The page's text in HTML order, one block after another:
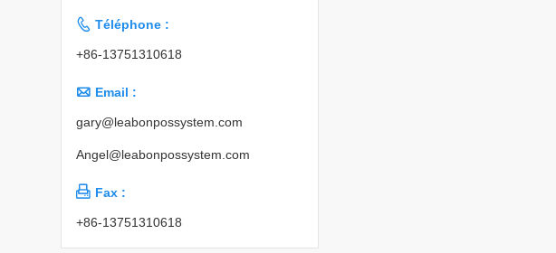
 Téléphone :
+86-13751310618
 Email :
gary@leabonpossystem.com
Angel@leabonpossystem.com
 Fax :
+86-13751310618